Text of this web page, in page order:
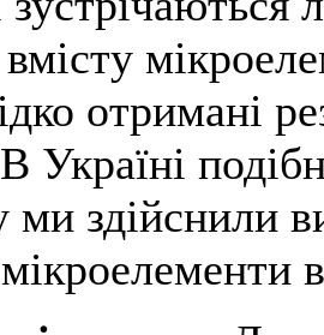
отримані
Україні
здійснили